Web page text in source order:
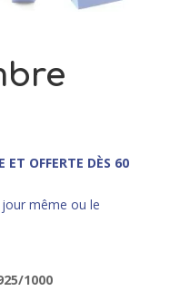
ET OFFERTE DÈS 60
même ou le
1000
Les
page
produit